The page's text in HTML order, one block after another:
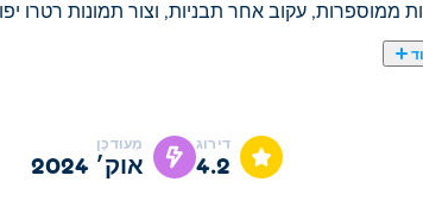
ממוספרות, עקוב אחר תבניות, וצור תמונות רטרו
דירוג
4.2
מְעוּדכָּן
אוק׳ 2024